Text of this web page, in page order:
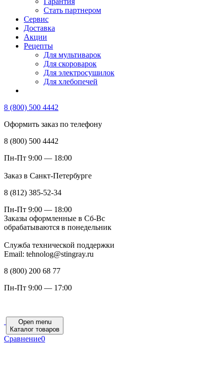
Стать партнером
Сервис
Доставка
Акции
Рецепты
Для мультиварок
Для скороварок
Для электросушилок
Для хлебопечей
8 (800) 500 4442
Оформить заказ по телефону
8 (800) 500 4442
Пн-Пт 9:00 — 18:00
Заказ в Санкт-Петербурге
8 (812) 385-52-34
Пн-Пт 9:00 — 18:00
Заказы оформленные в Сб-Вс
обрабатываются в понедельник
Служба технической поддержки
Email: tehnolog@stingray.ru
8 (800) 200 68 77
Пн-Пт 9:00 — 17:00
Open menu
Каталог товаров
Сравнение0